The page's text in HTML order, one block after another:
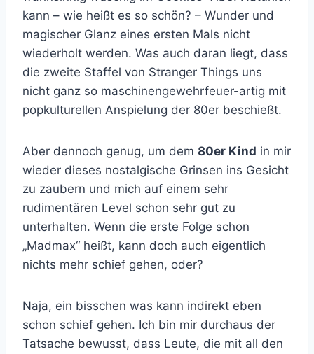
kann – wie heißt es so schön? – Wunder und
magischer Glanz eines ersten Mals nicht
wiederholt werden. Was auch daran liegt, dass
die zweite Staffel von Stranger Things uns
nicht ganz so maschinengewehrfeuer-artig mit
popkulturellen Anspielung der 80er beschießt.
Aber dennoch genug, um dem 80er Kind in mir
wieder dieses nostalgische Grinsen ins Gesicht
zu zaubern und mich auf einem sehr
rudimentären Level schon sehr gut zu
unterhalten. Wenn die erste Folge schon
„Madmax“ heißt, kann doch auch eigentlich
nichts mehr schief gehen, oder?
Naja, ein bisschen was kann indirekt eben
schon schief gehen. Ich bin mir durchaus der
Tatsache bewusst, dass Leute, die mit all den